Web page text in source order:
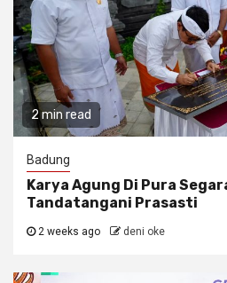
2 min read
Badung
Karya Agung Di Pura
Tandatangani Prasasti
2 weeks ago deni oke